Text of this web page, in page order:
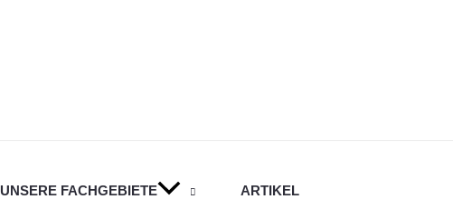
UNSERE FACHGEBIETE ARTIKEL